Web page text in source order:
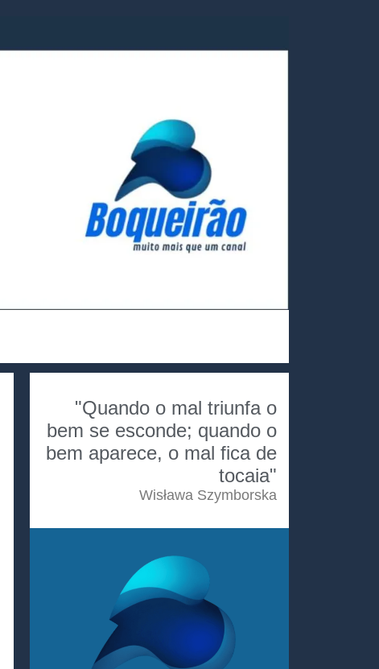
"Quando o mal triunfa o
bem se esconde; quando o
bem aparece, o mal fica de
tocaia"
Wisława Szymborska